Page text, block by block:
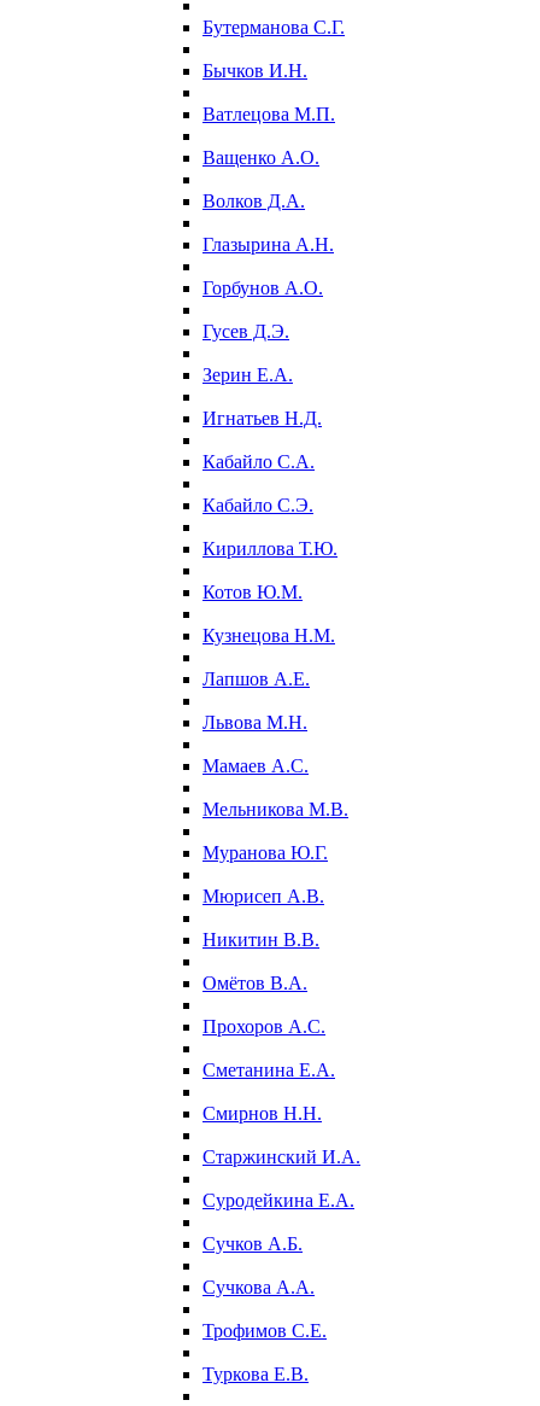
Бутерманова С.Г.
Бычков И.Н.
Ватлецова М.П.
Ващенко А.О.
Волков Д.А.
Глазырина А.Н.
Горбунов А.О.
Гусев Д.Э.
Зерин Е.А.
Игнатьев Н.Д.
Кабайло С.А.
Кабайло С.Э.
Кириллова Т.Ю.
Котов Ю.М.
Кузнецова Н.М.
Лапшов А.Е.
Львова М.Н.
Мамаев А.С.
Мельникова М.В.
Муранова Ю.Г.
Мюрисеп А.В.
Никитин В.В.
Омётов В.А.
Прохоров А.С.
Сметанина Е.А.
Смирнов Н.Н.
Старжинский И.А.
Суродейкина Е.А.
Сучков А.Б.
Сучкова А.А.
Трофимов С.Е.
Туркова Е.В.